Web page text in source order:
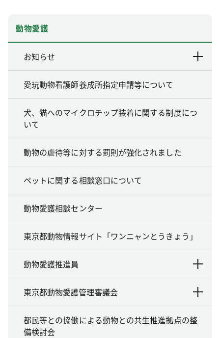
動物愛護
お知らせ
愛玩動物看護師養成所指定申請等について
犬、猫へのマイクロチップ装着に関する制度につ
いて
動物の虐待等に対する罰則が強化されました
ペットに関する相談窓口について
動物愛護相談センター
東京都動物情報サイト「ワンニャンとうきょう」
動物愛護推進員
東京都動物愛護管理審議会
都民等との協働による動物との共生推進拠点の整
備検討会